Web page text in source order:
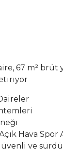
67 m²
Hava Spor
ve